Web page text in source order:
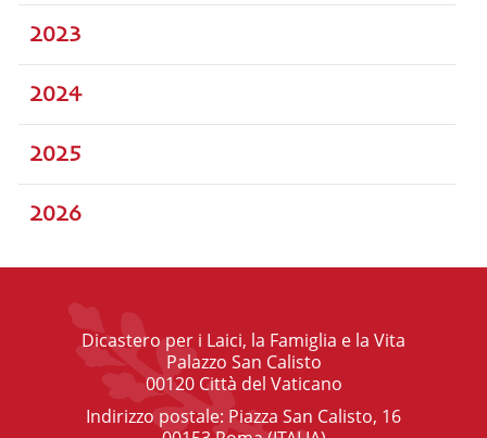
2023
2024
2025
2026
Dicastero per i Laici, la Famiglia e la Vita
Palazzo San Calisto
00120 Città del Vaticano
Indirizzo postale: Piazza San Calisto, 16